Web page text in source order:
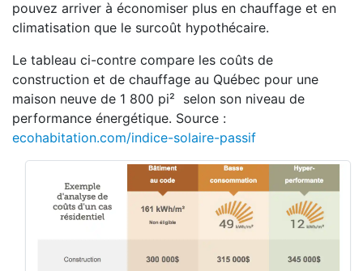
pouvez arriver à économiser plus en chauffage et en
climatisation que le surcoût hypothécaire.
Le tableau ci-contre compare les coûts de
construction et de chauffage au Québec pour une
maison neuve de 1 800 pi² selon son niveau de
performance énergétique. Source :
ecohabitation.com/indice-solaire-passif